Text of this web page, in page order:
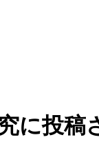
に投稿